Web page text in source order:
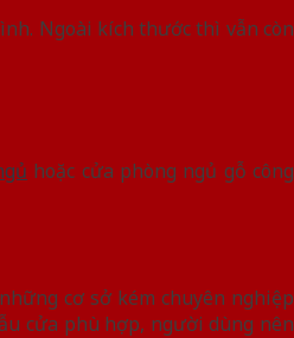
Ngoài kích thước thì vẫn còn
hoặc cửa phòng ngủ gỗ công
cơ sở kém chuyên nghiệp
cửa phù hợp, người dùng nên